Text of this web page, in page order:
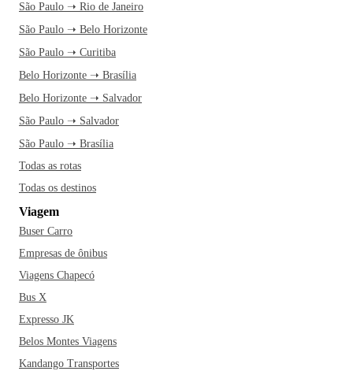
São Paulo ➝ Rio de Janeiro
São Paulo ➝ Belo Horizonte
São Paulo ➝ Curitiba
Belo Horizonte ➝ Brasília
Belo Horizonte ➝ Salvador
São Paulo ➝ Salvador
São Paulo ➝ Brasília
Todas as rotas
Todas os destinos
Viagem
Buser Carro
Empresas de ônibus
Viagens Chapecó
Bus X
Expresso JK
Belos Montes Viagens
Kandango Transportes